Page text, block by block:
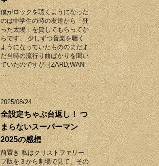
僕がロックを聴くようになった
のは中学生の時の友達から「狂
った太陽」を貸してもらってか
らです。 少しずつ音楽を聴く
ようになっていたもののまだま
だ当時の流行り曲ばかりを聞い
ていたのですが（ZARD,WAN
…
2025/08/24
全設定ちゃぶ台返し！ つ
まらないスーパーマン
2025の感想
前置き 私はクリストファリー
ブ版を３から劇場で見て、その